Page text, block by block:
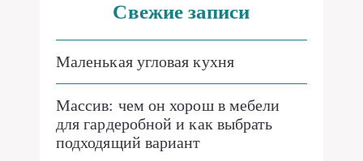
Свежие записи
Маленькая угловая кухня
Массив: чем он хорош в мебели
для гардеробной и как выбрать
подходящий вариант